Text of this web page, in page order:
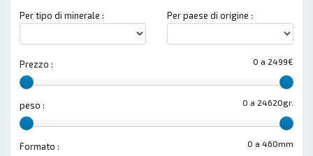
Per tipo di minerale : Per paese di origine :
0 a 2499€
Prezzo :
0 a 24620gr.
peso :
0 a 460mm
Formato :